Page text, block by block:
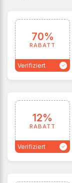
70%
RABATT
Verifiziert
12%
RABATT
Verifiziert